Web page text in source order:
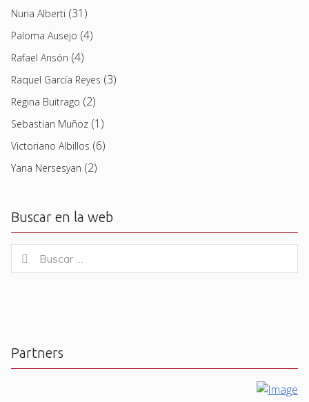
Nuria Alberti (31)
Paloma Ausejo (4)
Rafael Ansón (4)
Raquel García Reyes (3)
Regina Buitrago (2)
Sebastian Muñoz (1)
Victoriano Albillos (6)
Yana Nersesyan (2)
Buscar en la web
for:
Buscar
Partners